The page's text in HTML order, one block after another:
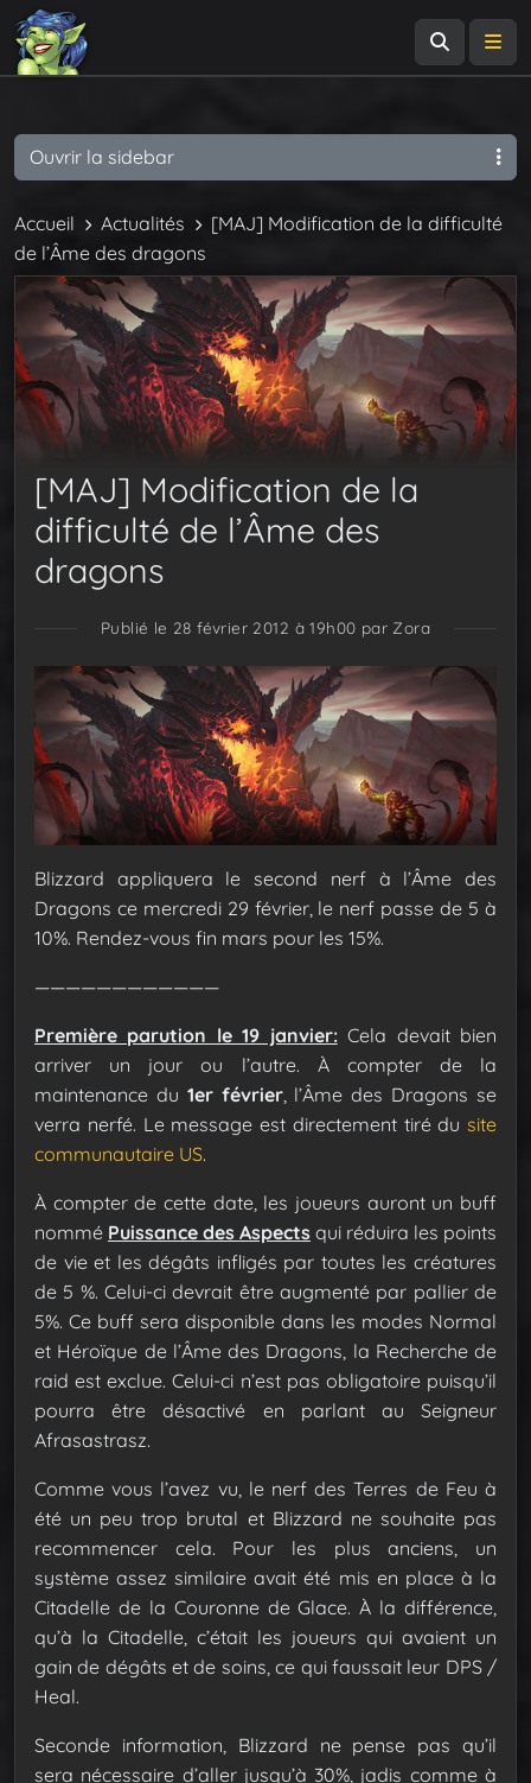
Accueil Actualités
[MAJ] Modification de la difficulté
de l’Âme des dragons
[MAJ] Modification de la
difficulté de l’Âme des
dragons
Publié le 28 février 2012 à 19h00 par Zora
Blizzard appliquera le second nerf à l’Âme des
Dragons ce mercredi 29 février, le nerf passe de 5 à
10%. Rendez-vous fin mars pour les 15%.
————————————
Première parution le 19 janvier:Cela devait bien
arriver un jour ou l’autre. À compter de la
maintenance du 1er février, l’Âme des Dragons se
verra nerfé. Le message est directement tiré du site
communautaire US.
À compter de cette date, les joueurs auront un buff
nommé Puissance des Aspects qui réduira les points
de vie et les dégâts infligés par toutes les créatures
de 5 %. Celui-ci devrait être augmenté par pallier de
5%. Ce buff sera disponible dans les modes Normal
et Héroïque de l’Âme des Dragons, la Recherche de
raid est exclue. Celui-ci n’est pas obligatoire puisqu’il
pourra être désactivé en parlant au Seigneur
Afrasastrasz.
Comme vous l’avez vu, le nerf des Terres de Feu à
été un peu trop brutal et Blizzard ne souhaite pas
recommencer cela. Pour les plus anciens, un
système assez similaire avait été mis en place à la
Citadelle de la Couronne de Glace. À la différence,
qu’à la Citadelle, c’était les joueurs qui avaient un
gain de dégâts et de soins, ce qui faussait leur DPS /
Heal.
Seconde information, Blizzard ne pense pas qu’il
sera nécessaire d’aller jusqu’à 30%, jadis comme à
Ouvrir la sidebar